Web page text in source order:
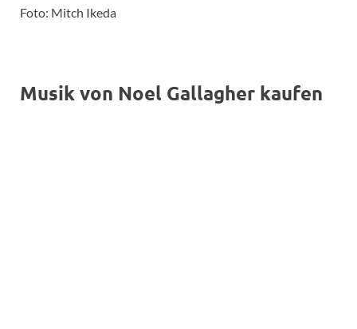
Foto: Mitch Ikeda
Musik von Noel Gallagher kaufen